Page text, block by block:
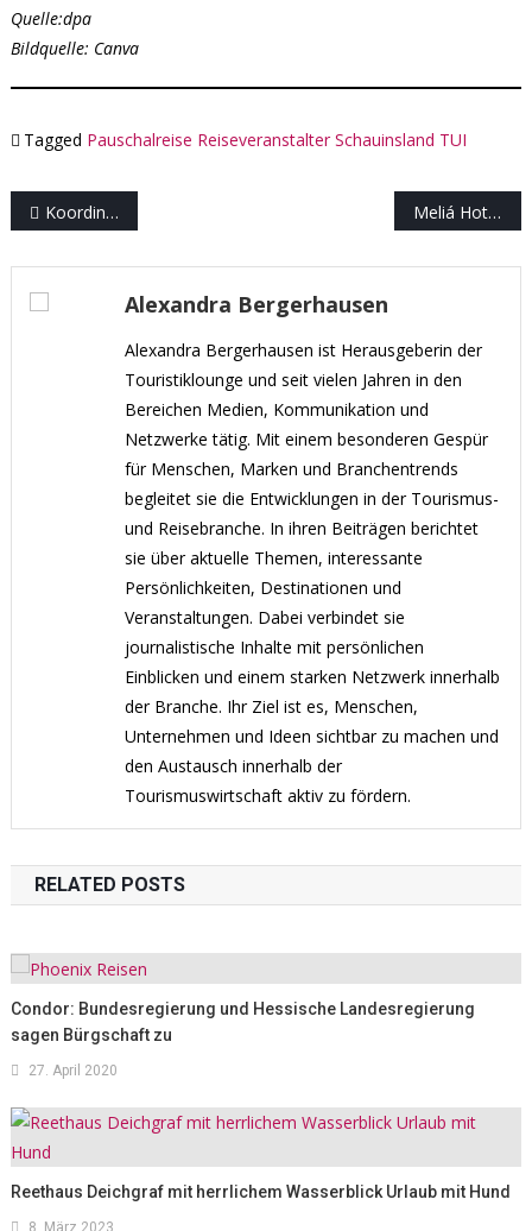
Quelle:dpa
Bildquelle: Canva
Tagged Pauschalreise Reiseveranstalter Schauinsland TUI
Beitragsnavigation
Koordinierter Neustart der Kreuzfahrten nach Corona Meliá Hotels International bietet kostenlose Corona-Tests und Covid-19-Versicherungsschutz für Hotelgäste
Alexandra Bergerhausen
Alexandra Bergerhausen ist Herausgeberin der
Touristiklounge und seit vielen Jahren in den
Bereichen Medien, Kommunikation und
Netzwerke tätig. Mit einem besonderen Gespür
für Menschen, Marken und Branchentrends
begleitet sie die Entwicklungen in der Tourismus-
und Reisebranche. In ihren Beiträgen berichtet
sie über aktuelle Themen, interessante
Persönlichkeiten, Destinationen und
Veranstaltungen. Dabei verbindet sie
journalistische Inhalte mit persönlichen
Einblicken und einem starken Netzwerk innerhalb
der Branche. Ihr Ziel ist es, Menschen,
Unternehmen und Ideen sichtbar zu machen und
den Austausch innerhalb der
Tourismuswirtschaft aktiv zu fördern.
RELATED POSTS
Condor: Bundesregierung und Hessische Landesregierung
sagen Bürgschaft zu
27. April 2020
Reethaus Deichgraf mit herrlichem Wasserblick Urlaub mit Hund